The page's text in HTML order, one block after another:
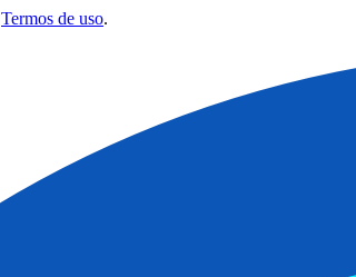
Termos de uso.